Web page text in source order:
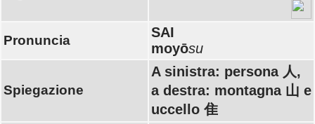
Pronuncia
SAI
moyōsu
Spiegazione
A sinistra: persona 人,
a destra: montagna 山 e
uccello 隹